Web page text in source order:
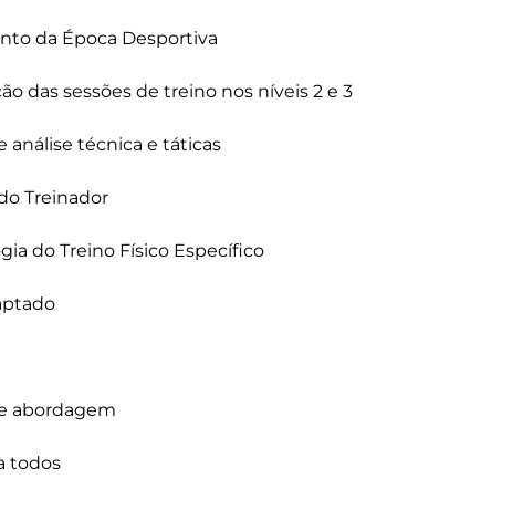
da Época Desportiva
das sessões de treino nos níveis 2 e 3
análise técnica e táticas
do Treinador
do Treino Físico Específico
abordagem
todos